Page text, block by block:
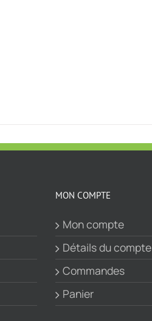
MON COMPTE
Mon compte
Détails du compte
Commandes
Panier